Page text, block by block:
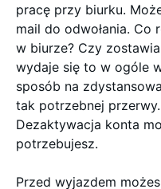
pracę przy biurku.
mail do odwołania. Co
w biurze? Czy
wydaje się to w ogóle
sposób na
tak potrzebnej
Dezaktywacja konta
potrzebujesz.
Przed wyjazdem